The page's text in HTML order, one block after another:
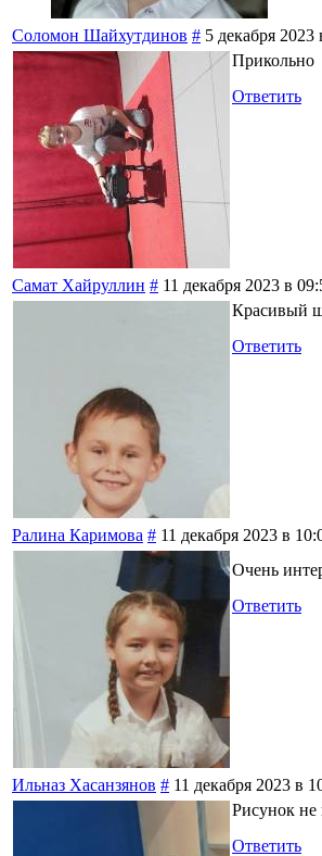
Соломон Шайхутдинов # 5 декабря 2023
Прикольно
Ответить
Самат Хайруллин # 11 декабря 2023 в
Красивый
Ответить
Ралина Каримова # 11 декабря 2023 в
Очень
Ответить
Ильназ Хасанзянов # 11 декабря 2023 в
Рисунок не
Ответить